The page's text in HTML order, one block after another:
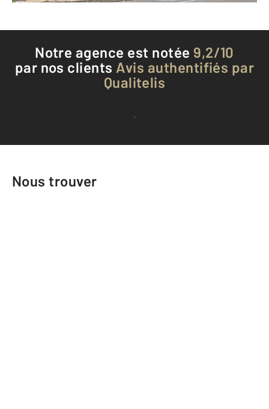
Notre agence est notée 9,2/10
par nos clients Avis authentifiés par
Qualitelis
Voir tous les avis clients
Nous trouver